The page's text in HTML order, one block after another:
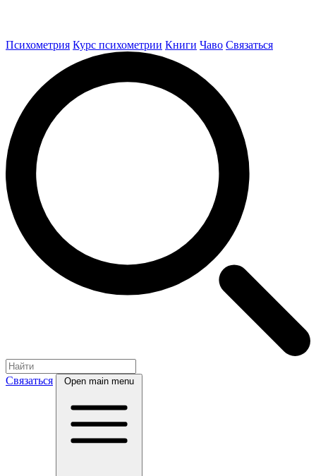
Психометрия Курс психометрии Книги Чаво Связаться
Связаться Open main menu